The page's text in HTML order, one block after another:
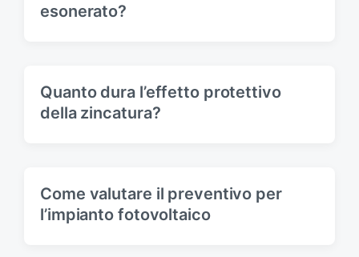
esonerato?
Quanto dura l’effetto protettivo
della zincatura?
Come valutare il preventivo per
l’impianto fotovoltaico